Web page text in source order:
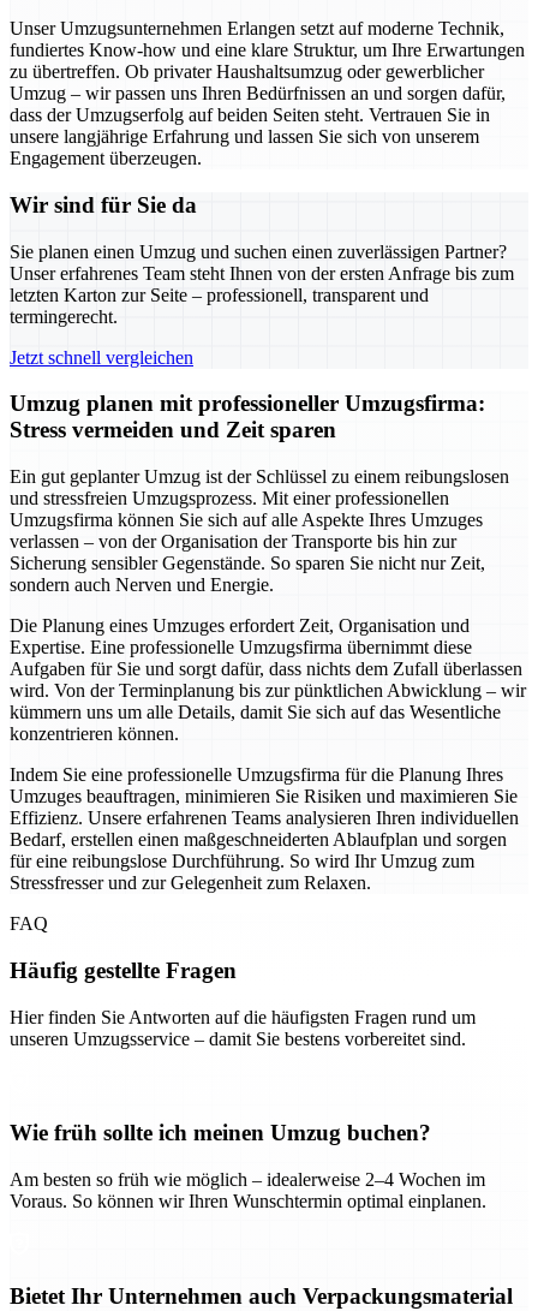
Unser Umzugsunternehmen Erlangen setzt auf moderne Technik,
fundiertes Know-how und eine klare Struktur, um Ihre Erwartungen
zu übertreffen. Ob privater Haushaltsumzug oder gewerblicher
Umzug – wir passen uns Ihren Bedürfnissen an und sorgen dafür,
dass der Umzugserfolg auf beiden Seiten steht. Vertrauen Sie in
unsere langjährige Erfahrung und lassen Sie sich von unserem
Engagement überzeugen.
Wir sind für Sie da
Sie planen einen Umzug und suchen einen zuverlässigen Partner?
Unser erfahrenes Team steht Ihnen von der ersten Anfrage bis zum
letzten Karton zur Seite – professionell, transparent und
termingerecht.
Jetzt schnell vergleichen
Umzug planen mit professioneller Umzugsfirma:
Stress vermeiden und Zeit sparen
Ein gut geplanter Umzug ist der Schlüssel zu einem reibungslosen
und stressfreien Umzugsprozess. Mit einer professionellen
Umzugsfirma können Sie sich auf alle Aspekte Ihres Umzuges
verlassen – von der Organisation der Transporte bis hin zur
Sicherung sensibler Gegenstände. So sparen Sie nicht nur Zeit,
sondern auch Nerven und Energie.
Die Planung eines Umzuges erfordert Zeit, Organisation und
Expertise. Eine professionelle Umzugsfirma übernimmt diese
Aufgaben für Sie und sorgt dafür, dass nichts dem Zufall überlassen
wird. Von der Terminplanung bis zur pünktlichen Abwicklung – wir
kümmern uns um alle Details, damit Sie sich auf das Wesentliche
konzentrieren können.
Indem Sie eine professionelle Umzugsfirma für die Planung Ihres
Umzuges beauftragen, minimieren Sie Risiken und maximieren Sie
Effizienz. Unsere erfahrenen Teams analysieren Ihren individuellen
Bedarf, erstellen einen maßgeschneiderten Ablaufplan und sorgen
für eine reibungslose Durchführung. So wird Ihr Umzug zum
Stressfresser und zur Gelegenheit zum Relaxen.
FAQ
Häufig gestellte Fragen
Hier finden Sie Antworten auf die häufigsten Fragen rund um
unseren Umzugsservice – damit Sie bestens vorbereitet sind.
Wie früh sollte ich meinen Umzug buchen?
Am besten so früh wie möglich – idealerweise 2–4 Wochen im
Voraus. So können wir Ihren Wunschtermin optimal einplanen.
Bietet Ihr Unternehmen auch Verpackungsmaterial